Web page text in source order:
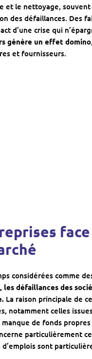
et le nettoyage,
des défaillances. Des
d’une crise qui
génère un effet domino
et fournisseurs.
considérées comme
les défaillances des
La raison principale de
notamment celles
de fonds
particulièrement
sont